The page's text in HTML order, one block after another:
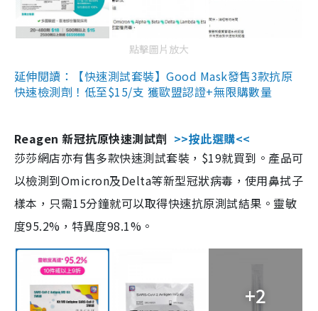
點擊圖片放大
延伸閱讀：【快速測試套裝】Good Mask發售3款抗原
快速檢測劑！低至$15/支 獲歐盟認證+無限購數量
Reagen 新冠抗原快速測試劑 >>按此選購<<
莎莎網店亦有售多款快速測試套裝，$19就買到。產品可
以檢測到Omicron及Delta等新型冠狀病毒，使用鼻拭子
樣本，只需15分鐘就可以取得快速抗原測試結果。靈敏
度95.2%，特異度98.1%。
+2